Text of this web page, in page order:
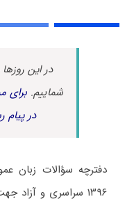
در این
شماییم.برای
در پیام
دفترچه سؤالات زبان
۱۳۹۶ سراسری و آزاد